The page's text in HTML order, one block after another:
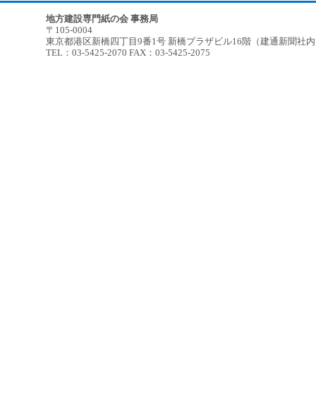
地方建設専門紙の会 事務局
〒105-0004
東京都港区新橋四丁目9番1号 新橋プラザビル16階（建通新聞社
TEL：03-5425-2070 FAX：03-5425-2075